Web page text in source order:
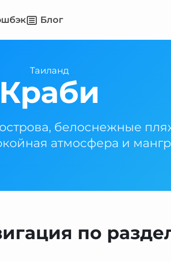
Блог
Таиланд
Краби
белоснежные
атмосфера и
по